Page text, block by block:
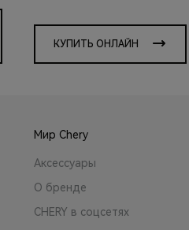
КУПИТЬ ОНЛАЙН
Мир Chery
Аксессуары
О бренде
CHERY в соцсетях